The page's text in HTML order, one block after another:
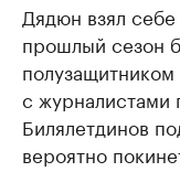
Дядюн взял
прошлый сезон
с журналистами
Билялетдинов
вероятно